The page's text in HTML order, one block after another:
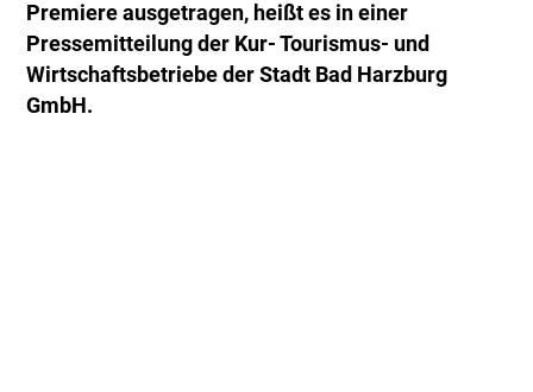
Premiere ausgetragen, heißt es in einer
Pressemitteilung der Kur- Tourismus- und
Wirtschaftsbetriebe der Stadt Bad Harzburg
GmbH.